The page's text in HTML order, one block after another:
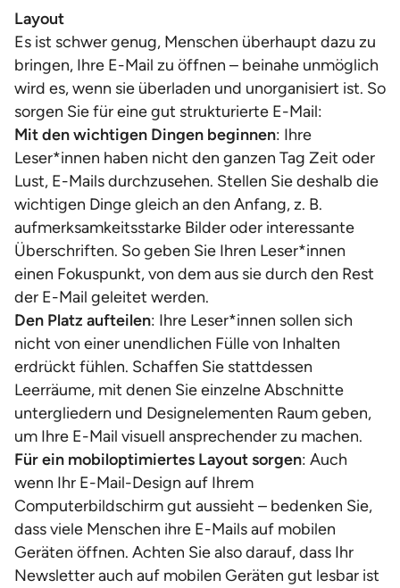
Layout
Es ist schwer genug, Menschen überhaupt dazu zu
bringen, Ihre E-Mail zu öffnen – beinahe unmöglich
wird es, wenn sie überladen und unorganisiert ist. So
sorgen Sie für eine gut strukturierte E-Mail:
Mit den wichtigen Dingen beginnen: Ihre
Leser*innen haben nicht den ganzen Tag Zeit oder
Lust, E-Mails durchzusehen. Stellen Sie deshalb die
wichtigen Dinge gleich an den Anfang, z. B.
aufmerksamkeitsstarke Bilder oder interessante
Überschriften. So geben Sie Ihren Leser*innen
einen Fokuspunkt, von dem aus sie durch den Rest
der E-Mail geleitet werden.
Den Platz aufteilen: Ihre Leser*innen sollen sich
nicht von einer unendlichen Fülle von Inhalten
erdrückt fühlen. Schaffen Sie stattdessen
Leerräume, mit denen Sie einzelne Abschnitte
untergliedern und Designelementen Raum geben,
um Ihre E-Mail visuell ansprechender zu machen.
Für ein mobiloptimiertes Layout sorgen: Auch
wenn Ihr E-Mail-Design auf Ihrem
Computerbildschirm gut aussieht – bedenken Sie,
dass viele Menschen ihre E-Mails auf mobilen
Geräten öffnen. Achten Sie also darauf, dass Ihr
Newsletter auch auf mobilen Geräten gut lesbar ist